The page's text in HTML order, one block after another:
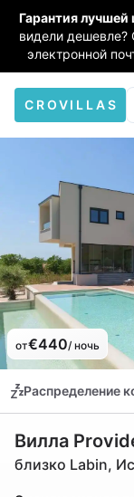
Гарантия
видели дешевле?
электронной
CROVILLAS
от€440/ ночь
Распределение
Вилла
близко Labin,